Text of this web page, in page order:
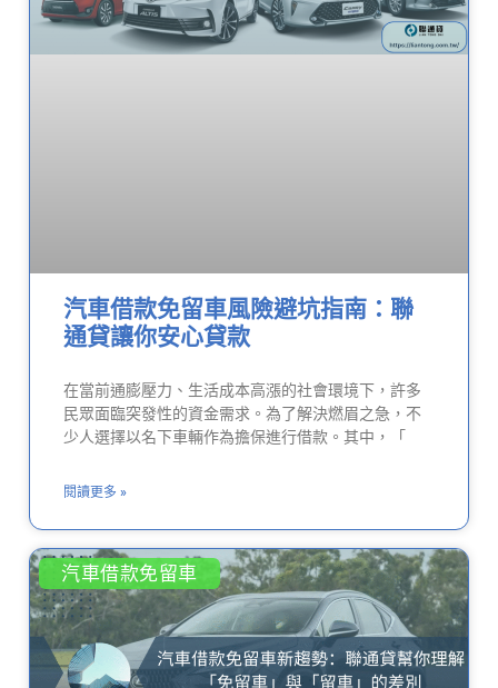
汽車借款免留車風險避坑指南：聯
通貸讓你安心貸款
在當前通膨壓力、生活成本高漲的社會環境下，許多
民眾面臨突發性的資金需求。為了解決燃眉之急，不
少人選擇以名下車輛作為擔保進行借款。其中，「
閱讀更多 »
汽車借款免留車